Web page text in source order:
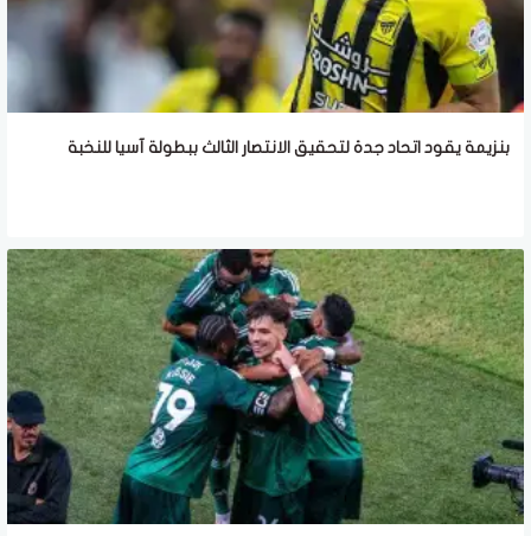
بنزيمة يقود اتحاد جدة لتحقيق الانتصار الثالث ببطولة آسيا للنخبة